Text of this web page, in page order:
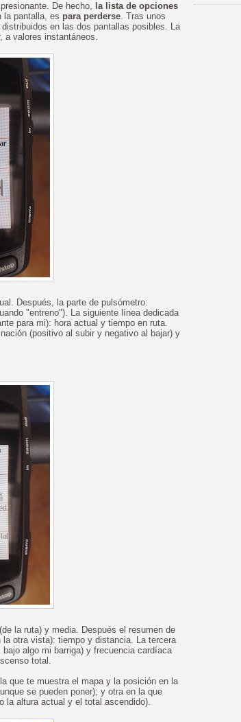
De hecho, la lista de opciones
la pantalla, es para perderse. Tras unos
en las dos pantallas posibles. La
a valores instantáneos.
Después, la parte de pulsómetro:
"entreno"). La siguiente línea dedicada
para mi): hora actual y tiempo en ruta.
(positivo al subir y negativo al bajar) y
la ruta) y media. Después el resumen de
otra vista): tiempo y distancia. La tercera
algo mi barriga) y frecuencia cardíaca
total.
que te muestra el mapa y la posición en la
se pueden poner); y otra en la que
la altura actual y el total ascendido).